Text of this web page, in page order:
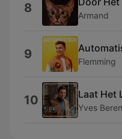
8 Armand
9 Flemming
10 Laat Het
Yves